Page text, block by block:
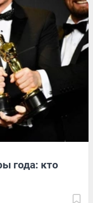
года: кто